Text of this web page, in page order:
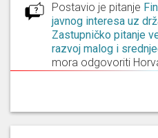
Postavio je pitanje
javnog interesa uz
Zastupničko pitanje
razvoj malog i
mora odgovoriti